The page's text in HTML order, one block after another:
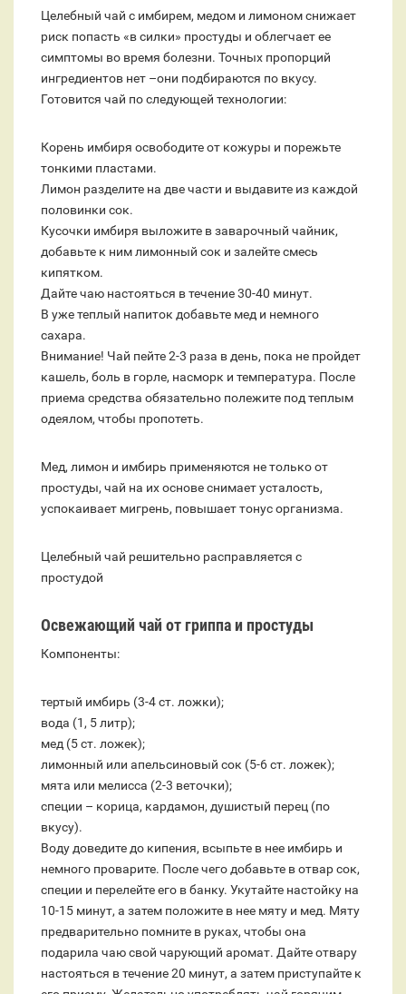
Целебный чай с имбирем, медом и лимоном снижает
риск попасть «в силки» простуды и облегчает ее
симптомы во время болезни. Точных пропорций
ингредиентов нет –они подбираются по вкусу.
Готовится чай по следующей технологии:
Корень имбиря освободите от кожуры и порежьте
тонкими пластами.
Лимон разделите на две части и выдавите из каждой
половинки сок.
Кусочки имбиря выложите в заварочный чайник,
добавьте к ним лимонный сок и залейте смесь
кипятком.
Дайте чаю настояться в течение 30-40 минут.
В уже теплый напиток добавьте мед и немного
сахара.
Внимание! Чай пейте 2-3 раза в день, пока не пройдет
кашель, боль в горле, насморк и температура. После
приема средства обязательно полежите под теплым
одеялом, чтобы пропотеть.
Мед, лимон и имбирь применяются не только от
простуды, чай на их основе снимает усталость,
успокаивает мигрень, повышает тонус организма.
Целебный чай решительно расправляется с
простудой
Освежающий чай от гриппа и простуды
Компоненты:
тертый имбирь (3-4 ст. ложки);
вода (1, 5 литр);
мед (5 ст. ложек);
лимонный или апельсиновый сок (5-6 ст. ложек);
мята или мелисса (2-3 веточки);
специи – корица, кардамон, душистый перец (по
вкусу).
Воду доведите до кипения, всыпьте в нее имбирь и
немного проварите. После чего добавьте в отвар сок,
специи и перелейте его в банку. Укутайте настойку на
10-15 минут, а затем положите в нее мяту и мед. Мяту
предварительно помните в руках, чтобы она
подарила чаю свой чарующий аромат. Дайте отвару
настояться в течение 20 минут, а затем приступайте к